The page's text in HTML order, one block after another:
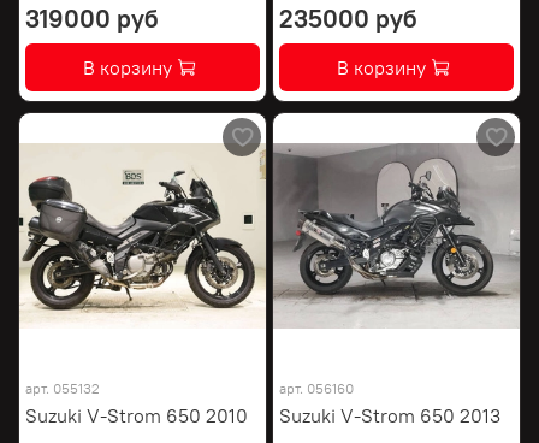
319000 руб
В корзину
235000 руб
В корзину
арт. 055132
Suzuki V-Strom 650 2010
арт. 056160
Suzuki V-Strom 650 2013